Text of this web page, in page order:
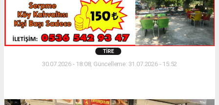
TIRE
30.07.2026 - 18:08, Güncelleme: 31.07.2026 - 15:52